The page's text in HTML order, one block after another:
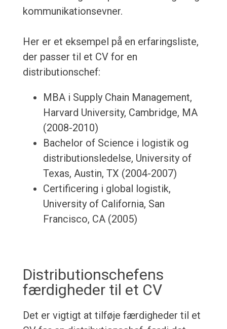
kommunikationsevner.
Her er et eksempel på en erfaringsliste,
der passer til et CV for en
distributionschef:
MBA i Supply Chain Management,
Harvard University, Cambridge, MA
(2008-2010)
Bachelor of Science i logistik og
distributionsledelse, University of
Texas, Austin, TX (2004-2007)
Certificering i global logistik,
University of California, San
Francisco, CA (2005)
Distributionschefens
færdigheder til et CV
Det er vigtigt at tilføje færdigheder til et